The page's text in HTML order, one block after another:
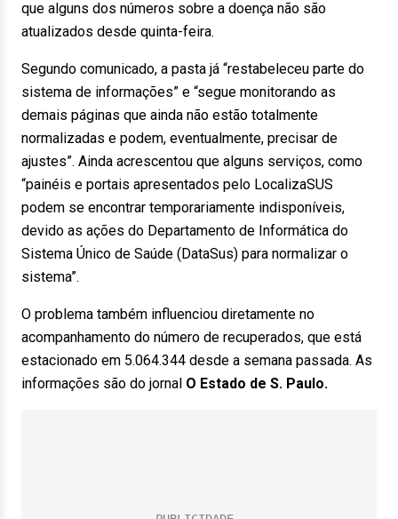
que alguns dos números sobre a doença não são
atualizados desde quinta-feira.
Segundo comunicado, a pasta já “restabeleceu parte do
sistema de informações” e “segue monitorando as
demais páginas que ainda não estão totalmente
normalizadas e podem, eventualmente, precisar de
ajustes”. Ainda acrescentou que alguns serviços, como
“painéis e portais apresentados pelo LocalizaSUS
podem se encontrar temporariamente indisponíveis,
devido as ações do Departamento de Informática do
Sistema Único de Saúde (DataSus) para normalizar o
sistema”.
O problema também influenciou diretamente no
acompanhamento do número de recuperados, que está
estacionado em 5.064.344 desde a semana passada. As
informações são do jornal O Estado de S. Paulo.